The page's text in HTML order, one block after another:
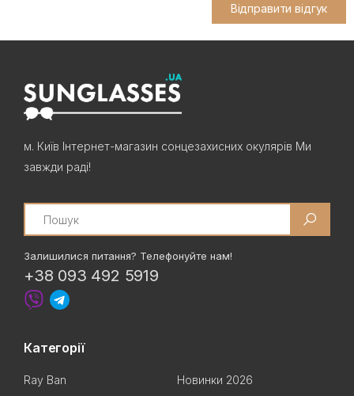
Відправити відгук
м. Київ Інтернет-магазин сонцезахисних окулярів Ми
завжди раді!
Search
Залишилися питання? Телефонуйте нам!
+38 093 492 5919
Категорії
Ray Ban
Новинки 2026